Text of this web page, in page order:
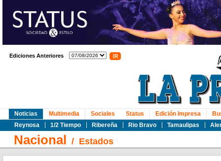
Ediciones Anteriores
Noticias
Reynosa
1/2 Tiempo Ribereña Rio Bravo Tamaulipas
Multimedia Sociales Status Edición Impresa
Nacional / Estados